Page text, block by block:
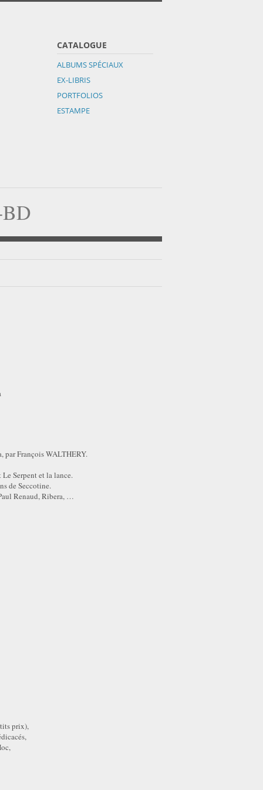
CATALOGUE
ALBUMS SPÉCIAUX
EX-LIBRIS
PORTFOLIOS
ESTAMPE
par François WALTHERY.
Serpent et la lance.
de Seccotine.
Renaud, Ribera, …
prix),